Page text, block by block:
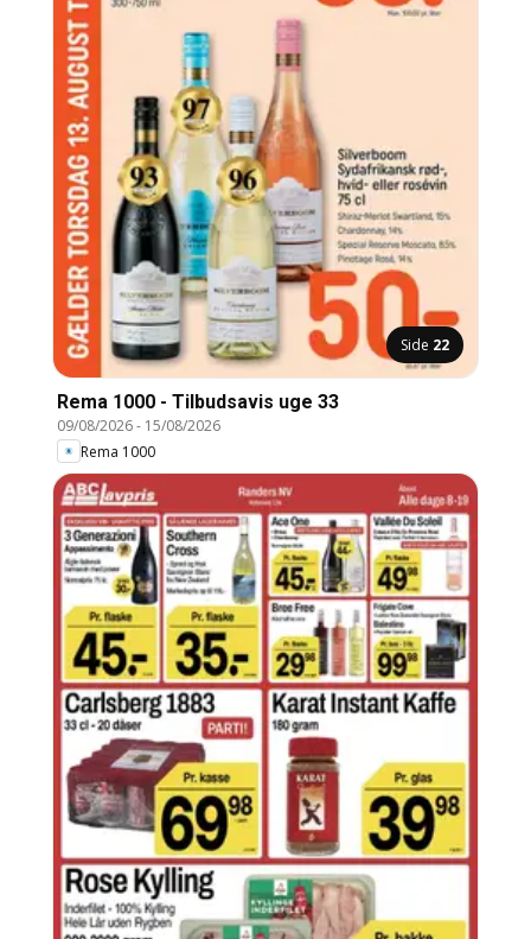
Side 22
Rema 1000 - Tilbudsavis uge 33
09/08/2026- 15/08/2026
Rema 1000